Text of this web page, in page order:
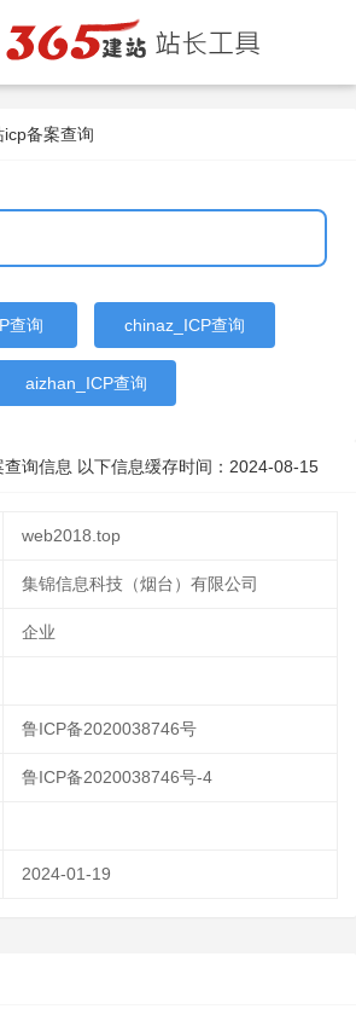
icp备案查询
查询 chinaz_ICP查询
aizhan_ICP查询
询信息 以下信息缓存时间： 2024-08-15
web2018.top
集锦信息科技（烟台）有限公司
企业
鲁ICP备2020038746号
鲁ICP备2020038746号-4
2024-01-19